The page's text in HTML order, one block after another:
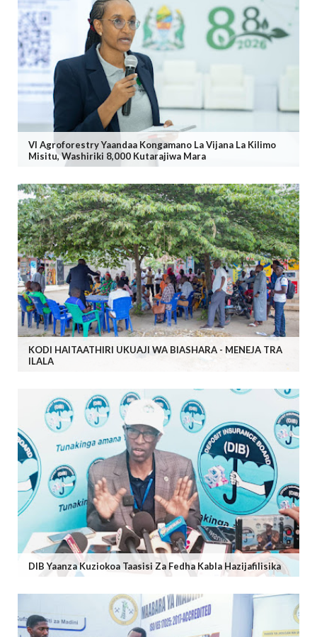
VI Agroforestry Yaandaa Kongamano La Vijana La Kilimo
Misitu, Washiriki 8,000 Kutarajiwa Mara
KODI HAITAATHIRI UKUAJI WA BIASHARA - MENEJA TRA
ILALA
DIB Yaanza Kuziokoa Taasisi Za Fedha Kabla Hazijafilisika